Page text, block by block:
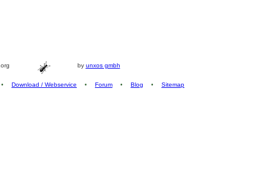
by unxos gmbh
• Download / Webservice • Forum • Blog • Sitemap